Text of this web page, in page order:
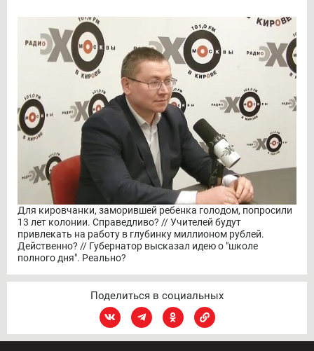
Для кировчанки, заморившей ребенка голодом, попросили
13 лет колонии. Справедливо? // Учителей будут
полного дня". Реально?
Поделиться в социальных